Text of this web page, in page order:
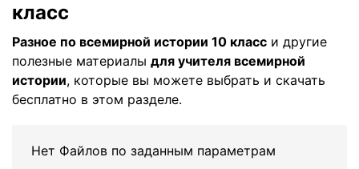
класс
Разное по всемирной истории 10 класс и другие
полезные материалы для учителя всемирной
истории, которые вы можете выбрать и скачать
бесплатно в этом разделе.
Нет Файлов по заданным параметрам